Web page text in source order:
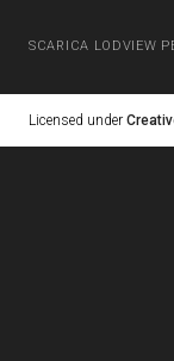
SCARICA LODVIEW
Licensed under